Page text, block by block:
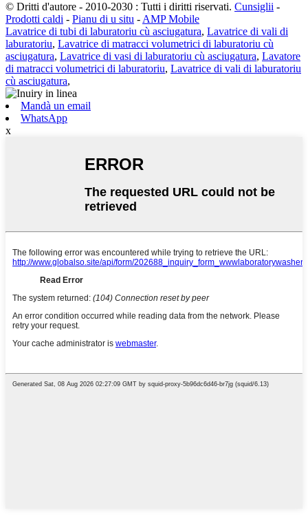
© Dritti d'autore - 2010-2030 : Tutti i diritti riservati. Cunsiglii -
Prodotti caldi - Pianu di u situ - AMP Mobile
Lavatrice di tubi di laburatoriu cù asciugatura, Lavatrice di vali di
laburatoriu, Lavatrice di matracci volumetrici di laburatoriu cù
asciugatura, Lavatrice di vasi di laburatoriu cù asciugatura, Lavatore
di matracci volumetrici di laburatoriu, Lavatrice di vali di laburatoriu
cù asciugatura,
Mandà un email
WhatsApp
x